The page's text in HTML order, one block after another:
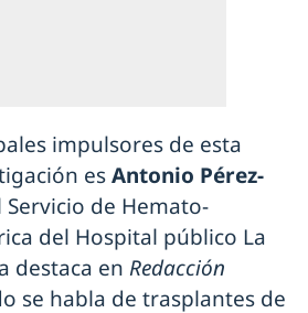
impulsores de esta
esAntonio Pérez-
Servicio de Hemato-
del Hospital público La
destaca en Redacción
se habla de trasplantes de